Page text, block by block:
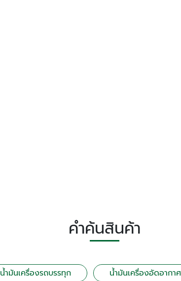
คำค้นสินค้า
น้ำมันเครื่องรถบรรทุก น้ำมันเครื่องอัดอากาศ